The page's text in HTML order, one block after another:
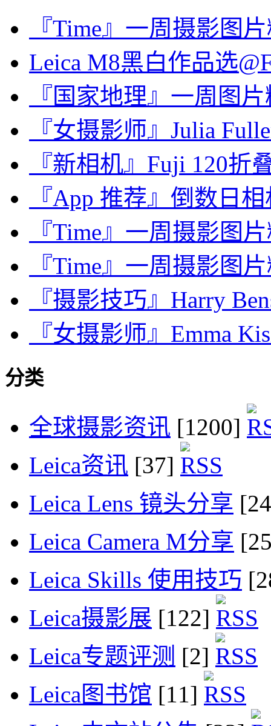
『Time』一周摄影图
Leica M8黑白作品选
『国家地理』一周图
『女摄影师』Julia
『新相机』Fuji 120折
『App 推荐』倒数日
『Time』一周摄影图
『Time』一周摄影图
『摄影技巧』Harry
『女摄影师』Emma
分类
全球摄影资讯 [1200]
Leica资讯 [37]
Leica Lens 镜头分享
Leica Camera M分享
Leica Skills 使用技巧
Leica摄影展 [122]
Leica专题评测 [2]
Leica图书馆 [11]